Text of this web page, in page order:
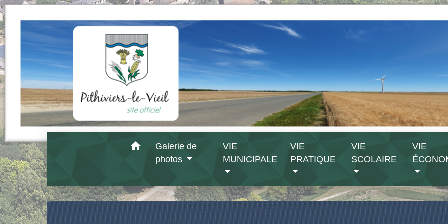
home
Galerie de
photos
VIE
MUNICIPALE
VIE
PRATIQUE
VIE
SCOLAIRE
VIE